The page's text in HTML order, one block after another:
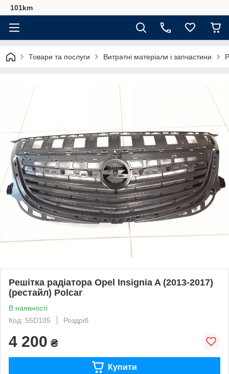
101km
Товари та послуги Витратні матеріали і запчастини
Решітка радіатора Opel Insignia A (2013-2017)
(рестайл) Polcar
В наявності
Код: 55D105
Роздріб
4 200 ₴
Купити